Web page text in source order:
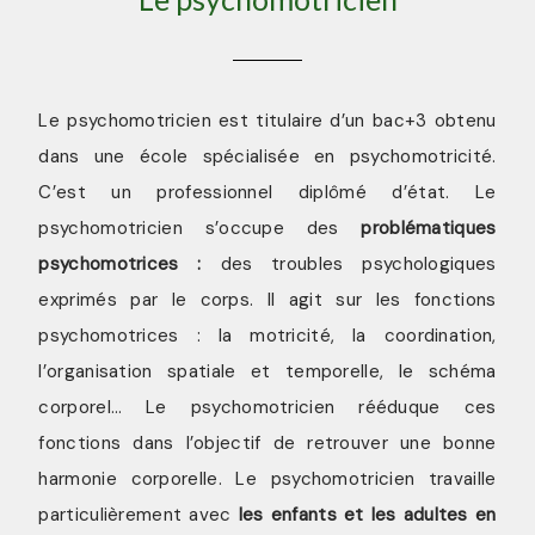
Le psychomotricien est titulaire d’un bac+3 obtenu
dans une école spécialisée en psychomotricité.
C’est un professionnel diplômé d’état. Le
psychomotricien s’occupe desproblématiques
psychomotrices : des troubles psychologiques
exprimés par le corps. Il agit sur les fonctions
psychomotrices : la motricité, la coordination,
l’organisation spatiale et temporelle, le schéma
corporel… Le psychomotricien rééduque ces
fonctions dans l’objectif de retrouver une bonne
harmonie corporelle. Le psychomotricien travaille
particulièrement avec les enfants et les adultes en